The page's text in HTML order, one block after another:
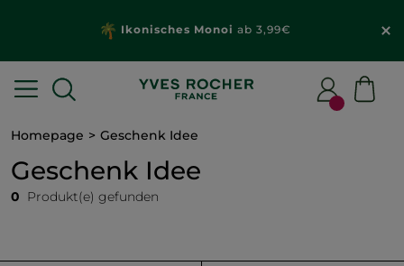
Ikonisches Monoi ab 3,99€
Homepage Geschenk Idee
Geschenk Idee
0 Produkt(e) gefunden